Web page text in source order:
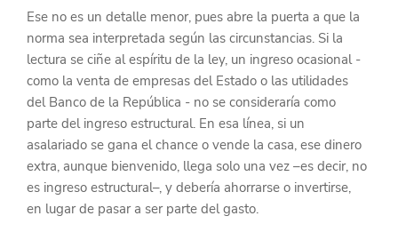
Ese no es un detalle menor, pues abre la puerta a que la
norma sea interpretada según las circunstancias. Si la
lectura se ciñe al espíritu de la ley, un ingreso ocasional -
como la venta de empresas del Estado o las utilidades
del Banco de la República - no se consideraría como
parte del ingreso estructural. En esa línea, si un
asalariado se gana el chance o vende la casa, ese dinero
extra, aunque bienvenido, llega solo una vez –es decir, no
es ingreso estructural–, y debería ahorrarse o invertirse,
en lugar de pasar a ser parte del gasto.